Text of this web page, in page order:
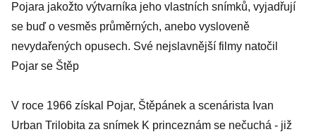
Pojara jakožto výtvarníka jeho vlastních snímků, vyjadřují
se buď o vesměs průměrných, anebo vysloveně
nevydařených opusech. Své nejslavnější filmy natočil
Pojar se Štěp
V roce 1966 získal Pojar, Štěpánek a scenárista Ivan
Urban Trilobita za snímek K princeznám se nečuchá - již